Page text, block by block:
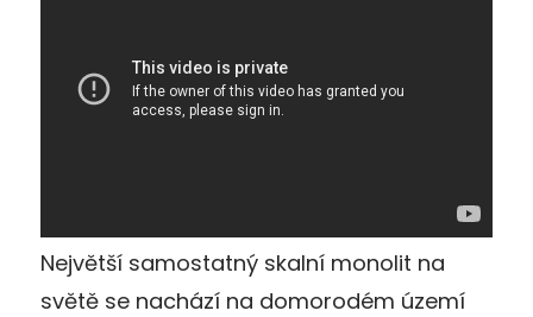
Největší samostatný skalní monolit na
světě se nachází na domorodém území